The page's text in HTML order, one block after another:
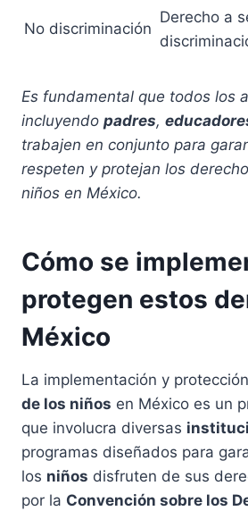
No discriminación
Derecho a
Es fundamental que todos los
incluyendo padres,
trabajen en conjunto para
respeten y protejan los
niños en México.
Cómo se
protegen estos
México
La implementación y
de los niños en México es un
que involucra diversas
programas diseñados para
los niños disfruten de sus
por la Convención sobre los